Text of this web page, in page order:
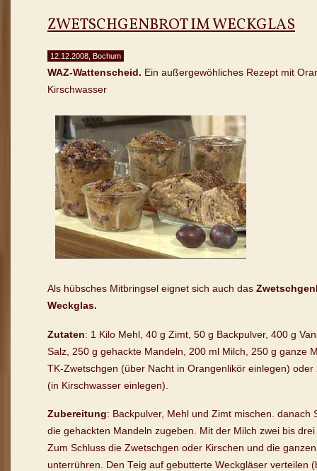
ZWETSCHGENBROT IM WECKGLAS
12.12.2008, Bochum
WAZ-Wattenscheid. Ein außergewöhliches Rezept mit
Kirschwasser
Als hübsches Mitbringsel eignet sich auch das
Weckglas.
Zutaten: 1 Kilo Mehl, 40 g Zimt, 50 g Backpulver, 400 g
Salz, 250 g gehackte Mandeln, 200 ml Milch, 250 g ganze
TK-Zwetschgen (über Nacht in Orangenlikör einlegen) oder
(in Kirschwasser einlegen).
Zubereitung: Backpulver, Mehl und Zimt mischen. danach
die gehackten Mandeln zugeben. Mit der Milch zwei bis
Zum Schluss die Zwetschgen oder Kirschen und die
unterrühren. Den Teig auf gebutterte Weckgläser verteilen